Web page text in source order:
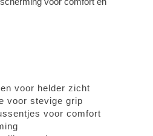
voor helder zicht
voor stevige grip
voor comfort